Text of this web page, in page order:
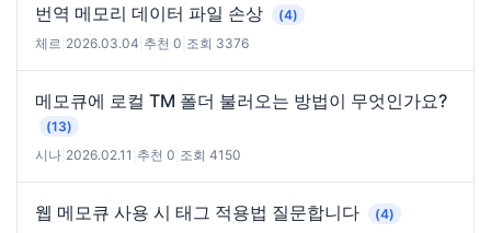
번역 메모리 데이터 파일 손상
(4)
체르 2026.03.04 추천 0 조회 3376
메모큐에 로컬 TM 폴더 불러오는 방법이 무엇인가요?
(13)
시나 2026.02.11 추천 0 조회 4150
웹 메모큐 사용 시 태그 적용법 질문합니다
(4)